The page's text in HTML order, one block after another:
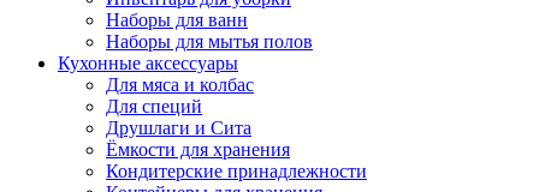
Наборы для ванн
Наборы для мытья полов
Кухонные аксессуары
Для мяса и колбас
Для специй
Друшлаги и Сита
Ёмкости для хранения
Кондитерские принадлежности